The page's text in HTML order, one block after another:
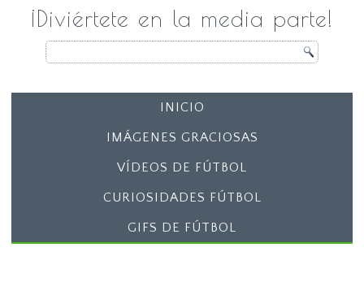
¡Diviértete en la media parte!
INICIO
IMÁGENES GRACIOSAS
VÍDEOS DE FÚTBOL
CURIOSIDADES FÚTBOL
GIFS DE FÚTBOL